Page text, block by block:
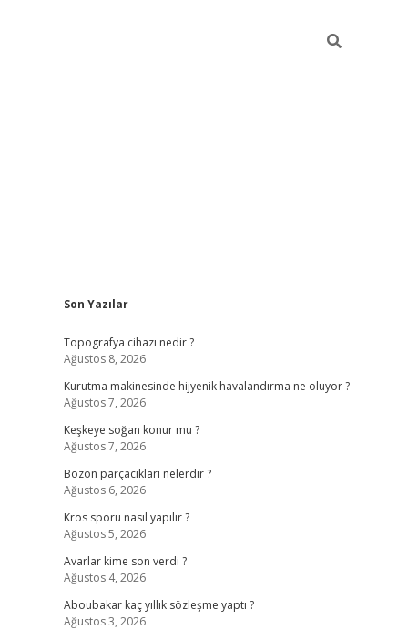
Sidebar
Son Yazılar
Topografya cihazı nedir ?
Ağustos 8, 2026
Kurutma makinesinde hijyenik havalandırma ne oluyor ?
Ağustos 7, 2026
Keşkeye soğan konur mu ?
Ağustos 7, 2026
Bozon parçacıkları nelerdir ?
Ağustos 6, 2026
Kros sporu nasıl yapılır ?
Ağustos 5, 2026
Avarlar kime son verdi ?
Ağustos 4, 2026
Aboubakar kaç yıllık sözleşme yaptı ?
Ağustos 3, 2026